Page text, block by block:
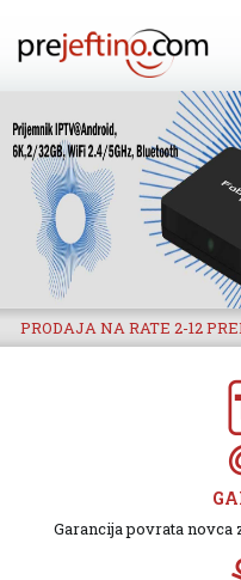
PRODAJA NA RATE 2-12
Garancija povrata novca